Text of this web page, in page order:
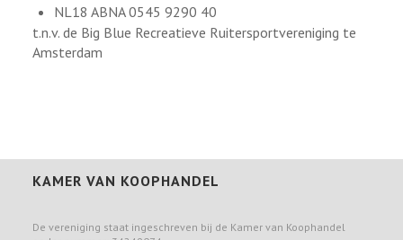
NL18 ABNA 0545 9290 40
t.n.v. de Big Blue Recreatieve Ruitersportvereniging te
Amsterdam
KAMER VAN KOOPHANDEL
De vereniging staat ingeschreven bij de Kamer van Koophandel